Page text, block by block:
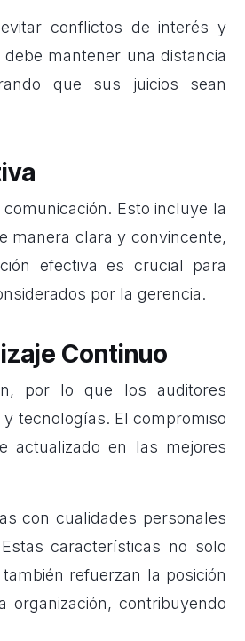
conflictos de interés y
mantener una distancia
que sus juicios sean
Esto incluye la
manera clara y convincente,
efectiva es crucial para
por la gerencia.
Continuo
por lo que los auditores
tecnologías. El compromiso
actualizado en las mejores
con cualidades personales
características no solo
refuerzan la posición
contribuyendo